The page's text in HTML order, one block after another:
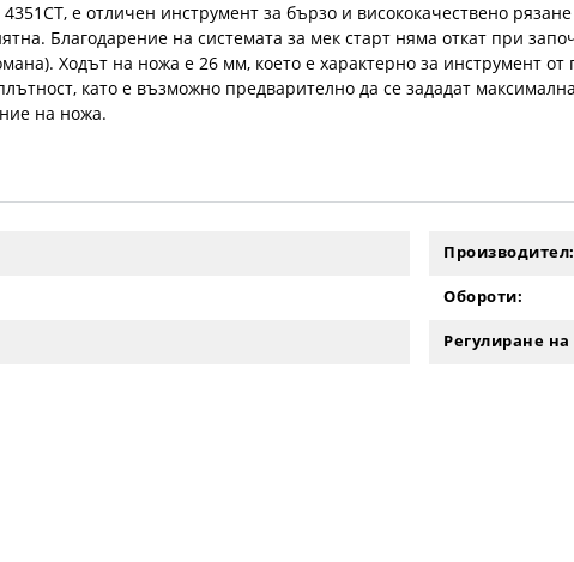
е отличен инструмент за бързо и висококачествено
Благодарение на системата за мек старт няма откат при
Ходът на ножа е 26 мм, което е характерно за инструмент
като е възможно предварително да се зададат
на ножа.
Производител:
Обороти:
Регулиране